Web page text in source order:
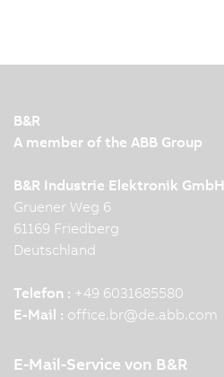
B&R
A member of the ABB Group
B&R Industrie Elektronik GmbH
Gruener Weg 6
61169 Friedberg
Deutschland
Telefon : +49 6031685580
E-Mail : office.br@de.abb.com
E-Mail-Service von B&R